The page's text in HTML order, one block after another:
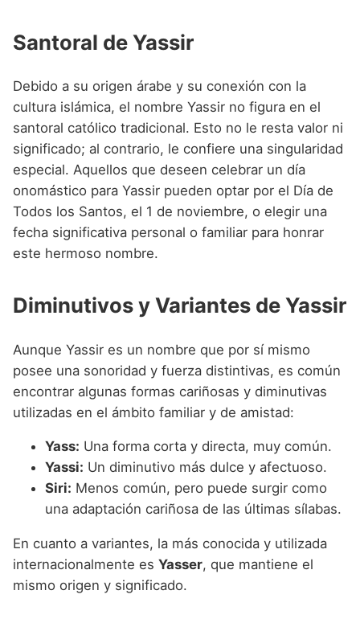
Santoral de Yassir
Debido a su origen árabe y su conexión con la
cultura islámica, el nombre Yassir no figura en el
santoral católico tradicional. Esto no le resta valor ni
significado; al contrario, le confiere una singularidad
especial. Aquellos que deseen celebrar un día
onomástico para Yassir pueden optar por el Día de
Todos los Santos, el 1 de noviembre, o elegir una
fecha significativa personal o familiar para honrar
este hermoso nombre.
Diminutivos y Variantes de Yassir
Aunque Yassir es un nombre que por sí mismo
posee una sonoridad y fuerza distintivas, es común
encontrar algunas formas cariñosas y diminutivas
utilizadas en el ámbito familiar y de amistad:
Yass: Una forma corta y directa, muy común.
Yassi: Un diminutivo más dulce y afectuoso.
Siri: Menos común, pero puede surgir como
una adaptación cariñosa de las últimas sílabas.
En cuanto a variantes, la más conocida y utilizada
internacionalmente es Yasser, que mantiene el
mismo origen y significado.